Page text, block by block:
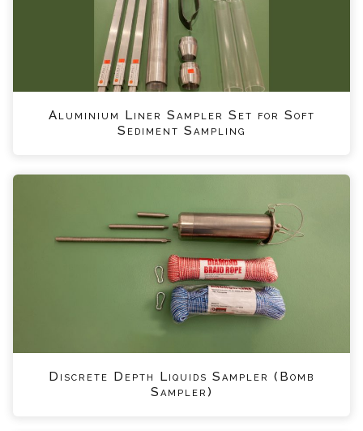
Aluminium Liner Sampler Set for Soft
Sediment Sampling
Discrete Depth Liquids Sampler (Bomb
Sampler)